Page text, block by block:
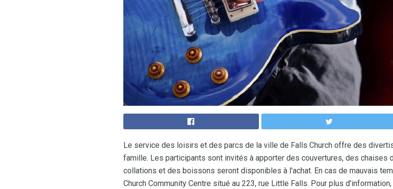
Le service des loisirs et des parcs de la ville de Falls Church offre des
famille. Les participants sont invités à apporter des couvertures, des chaises
collations et des boissons seront disponibles à l'achat. En cas de mauvais
Church Community Centre situé au 223, rue Little Falls. Pour plus